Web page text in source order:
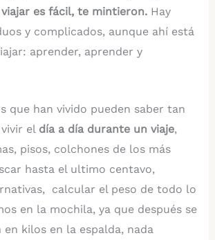
es fácil, te mintieron.Hay
y complicados, aunque ahí está
aprender, aprender y
que han vivido pueden saber tan
el día a día durante un viaje,
pisos, colchones de los más
hasta el ultimo centavo,
calcular el peso de todo lo
en la mochila, ya que después se
kilos en la espalda, nada